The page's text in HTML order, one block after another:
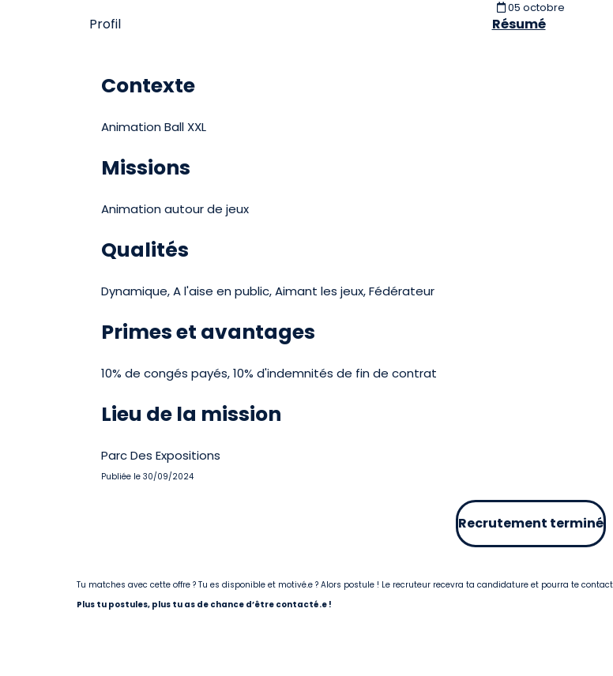
05 octobre
Profil Résumé
Contexte
Animation Ball XXL
Missions
Animation autour de jeux
Qualités
Dynamique, A l'aise en public, Aimant les jeux, Fédérateur
Primes et avantages
10% de congés payés, 10% d'indemnités de fin de contrat
Lieu de la mission
Parc Des Expositions
Publiée le 30/09/2024
Recrutement terminé
Tu matches avec cette offre ? Tu es disponible et motivé.e ? Alors postule ! Le recruteur recevra ta candidature et pourra te
Plus tu postules, plus tu as de chance d’être contacté.e !